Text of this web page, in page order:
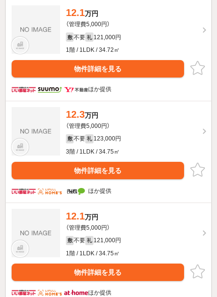
12.1万円
（管理費5,000円）
敷 不要 礼 121,000円
1階 / 1LDK / 34.72㎡
物件詳細を見る
ほか提供
12.3万円
（管理費5,000円）
敷 不要 礼 123,000円
3階 / 1LDK / 34.75㎡
物件詳細を見る
ほか提供
12.1万円
（管理費5,000円）
敷 不要 礼 121,000円
1階 / 1LDK / 34.75㎡
物件詳細を見る
ほか提供